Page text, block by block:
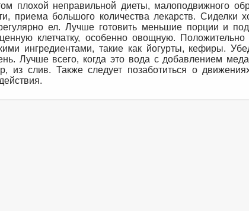
плохой неправильной диеты, малоподвижного
приема большого количества лекарств. Сиделки
ел. Лучше готовить меньшие порции и
клетчатку, особенно овощную.
ингредиентами, такие как йогурты, кефиры.
Лучше всего, когда это вода с добавлением
слив. Также следует позаботиться о